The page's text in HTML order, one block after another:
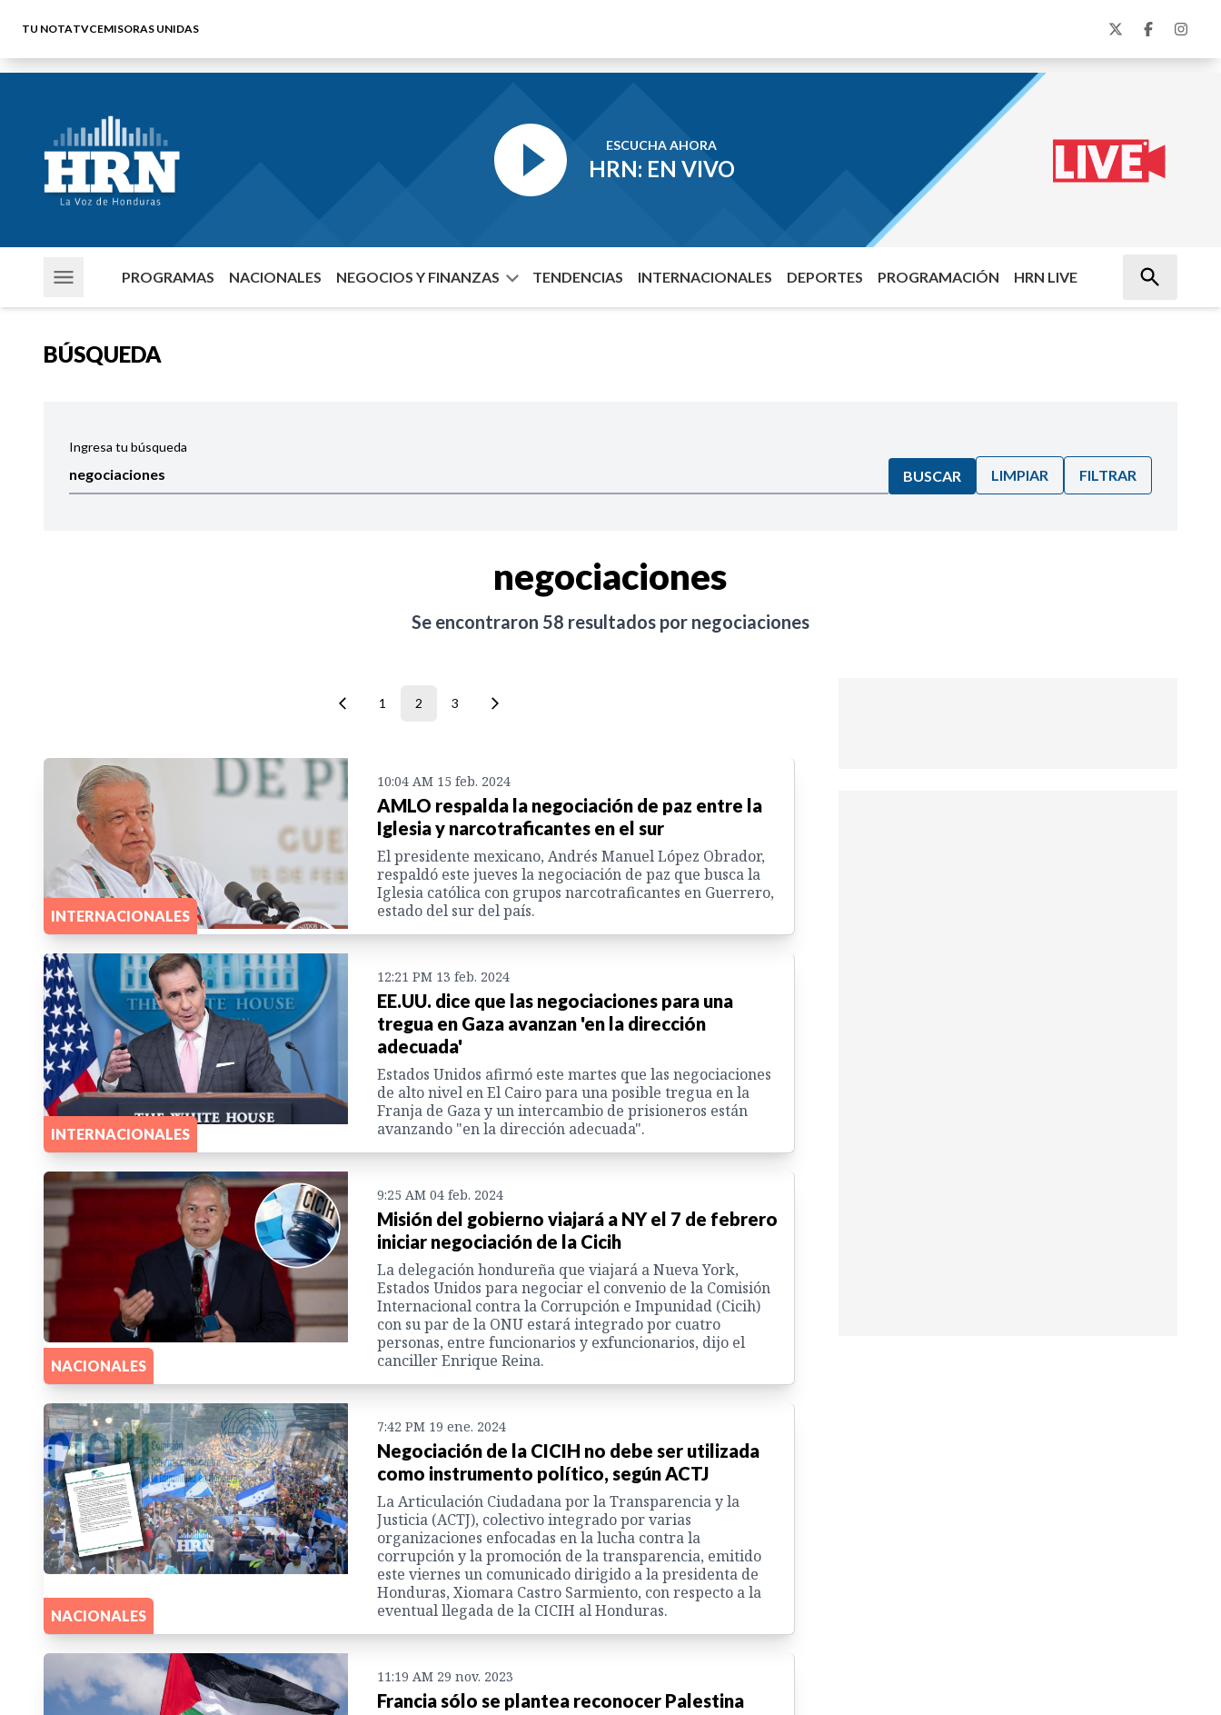
TU NOTATVCEMISORAS UNIDAS
ESCUCHA AHORA
HRN: EN VIVO
PROGRAMAS NACIONALES NEGOCIOS Y FINANZAS TENDENCIAS INTERNACIONALES DEPORTES PROGRAMACIÓN HRN LIVE
BÚSQUEDA
Ingresa tu búsqueda
BUSCAR LIMPIAR FILTRAR
negociaciones
Se encontraron 58 resultados por negociaciones
1 2 3
INTERNACIONALES
10:04 AM 15 feb. 2024
AMLO respalda la negociación de paz entre la
Iglesia y narcotraficantes en el sur
El presidente mexicano, Andrés Manuel López Obrador,
respaldó este jueves la negociación de paz que busca la
Iglesia católica con grupos narcotraficantes en Guerrero,
estado del sur del país.
INTERNACIONALES
12:21 PM 13 feb. 2024
EE.UU. dice que las negociaciones para una
tregua en Gaza avanzan 'en la dirección
adecuada'
Estados Unidos afirmó este martes que las negociaciones
de alto nivel en El Cairo para una posible tregua en la
Franja de Gaza y un intercambio de prisioneros están
avanzando "en la dirección adecuada".
NACIONALES
9:25 AM 04 feb. 2024
Misión del gobierno viajará a NY el 7 de febrero
iniciar negociación de la Cicih
La delegación hondureña que viajará a Nueva York,
Estados Unidos para negociar el convenio de la Comisión
Internacional contra la Corrupción e Impunidad (Cicih)
con su par de la ONU estará integrado por cuatro
personas, entre funcionarios y exfuncionarios, dijo el
canciller Enrique Reina.
NACIONALES
7:42 PM 19 ene. 2024
Negociación de la CICIH no debe ser utilizada
como instrumento político, según ACTJ
La Articulación Ciudadana por la Transparencia y la
Justicia (ACTJ), colectivo integrado por varias
organizaciones enfocadas en la lucha contra la
corrupción y la promoción de la transparencia, emitido
este viernes un comunicado dirigido a la presidenta de
Honduras, Xiomara Castro Sarmiento, con respecto a la
eventual llegada de la CICIH al Honduras.
11:19 AM 29 nov. 2023
Francia sólo se plantea reconocer Palestina